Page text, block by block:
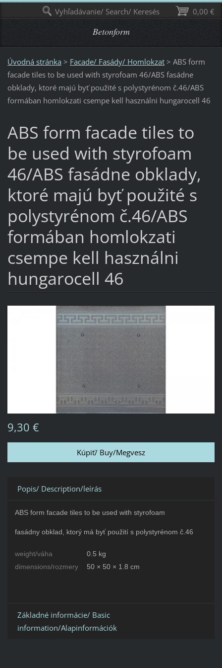
Betonform
Úvodná stránka > Facade/ Fasády/ Homlokzat > ABS form
facade tiles to be used with styrofoam 46/ABS fasádne
obklady, ktoré majú byť použité s polystyrénom č.46/ABS
formában homlokzati csempe kell használni hungarocell 46
ABS form facade tiles to
be used with styrofoam
46/ABS fasádne obklady,
ktoré majú byť použité s
polystyrénom č.46/ABS
formában homlokzati
csempe kell használni
hungarocell 46
9,30 €
Popis/ Description/leírás
ABS form facade tiles to be used with styrofoam
fasádny obklad, ktorý má byť použití s polystyrénom č.46
weight/váha
0.5 kg
dimensions/rozmery
50 × 50 × 1.8 cm
Základné informácie/ Basic
information/Alapinformációk
0,00 €
Vyhľadávanie/ Search/ Keresés